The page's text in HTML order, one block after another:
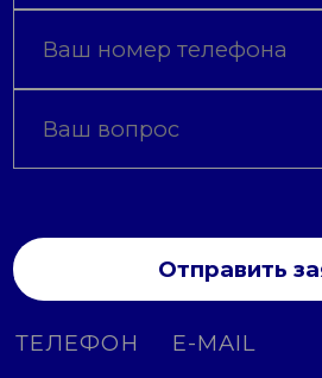
Отправить
ТЕЛЕФОН E-MAIL